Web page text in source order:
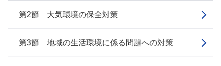
第2節 大気環境の保全対策
第3節 地域の生活環境に係る問題への対策